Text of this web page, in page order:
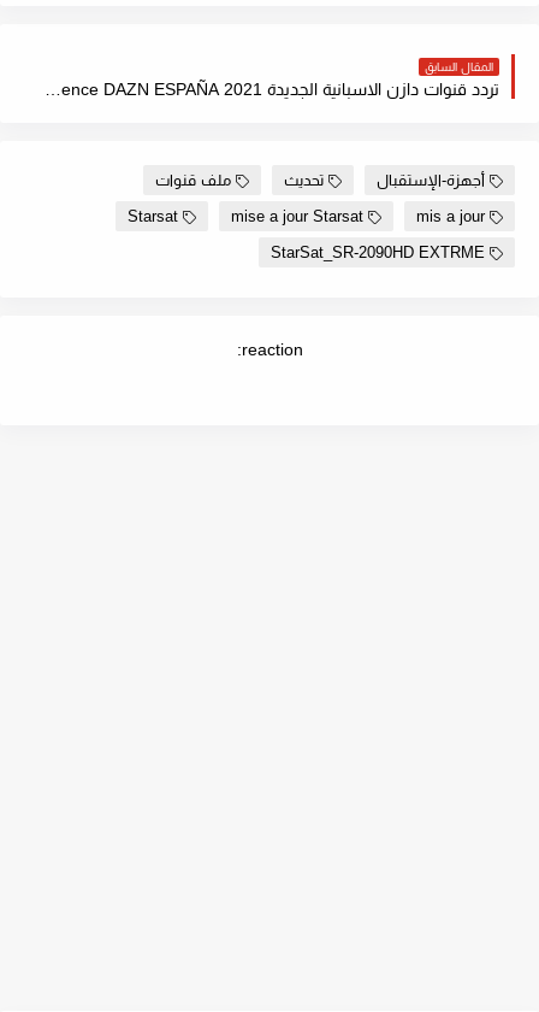
المقال السابق
أجهزة-الإستقبال تحديث
ملف قنوات
mis a jour
mise a jour Starsat
Starsat
StarSat_SR-2090HD EXTRME
reaction: